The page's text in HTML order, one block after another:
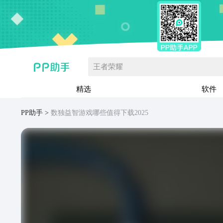
王者荣耀
精选 软件
PP助手 数独益智游戏哪些值得下载2025